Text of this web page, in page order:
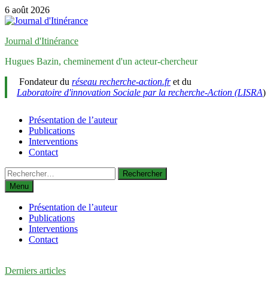
Passer
au
6 août 2026
Journal d'Itinérance
Hugues Bazin, cheminement d'un acteur-chercheur
Fondateur du réseau recherche-action.fret du
Laboratoire d'innovation Sociale par la recherche-Action (LISRA)
Présentation de l’auteur
Publications
Interventions
Contact
Rechercher :
Menu
Présentation de l’auteur
Publications
Interventions
Contact
Derniers articles